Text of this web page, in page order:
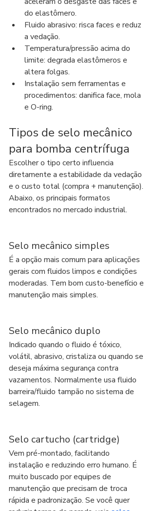
do elastômero.
Fluido abrasivo: risca faces e reduz
a vedação.
Temperatura/pressão acima do
limite: degrada elastômeros e
altera folgas.
Instalação sem ferramentas e
procedimentos: danifica face, mola
e O-ring.
Tipos de selo mecânico
para bomba centrífuga
Escolher o tipo certo influencia
diretamente a estabilidade da vedação
e o custo total (compra + manutenção).
Abaixo, os principais formatos
encontrados no mercado industrial.
Selo mecânico simples
É a opção mais comum para aplicações
gerais com fluidos limpos e condições
moderadas. Tem bom custo-benefício e
manutenção mais simples.
Selo mecânico duplo
Indicado quando o fluido é tóxico,
volátil, abrasivo, cristaliza ou quando se
deseja máxima segurança contra
vazamentos. Normalmente usa fluido
barreira/fluido tampão no sistema de
selagem.
Selo cartucho (cartridge)
Vem pré-montado, facilitando
instalação e reduzindo erro humano. É
muito buscado por equipes de
manutenção que precisam de troca
rápida e padronização. Se você quer